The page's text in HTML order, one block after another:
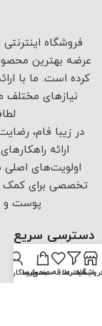
عرضه بهترین
کرده است. ما با
نیازهای مختلف
در زیبا فام،
ارائه
اولویت‌های
تخصصی برای کمک
پوست و
دسترسی سریع
صفحه نخست
همه محصولات
فیلترها
لیست علاقه مندی ها
سبد خرید
حساب کاربری